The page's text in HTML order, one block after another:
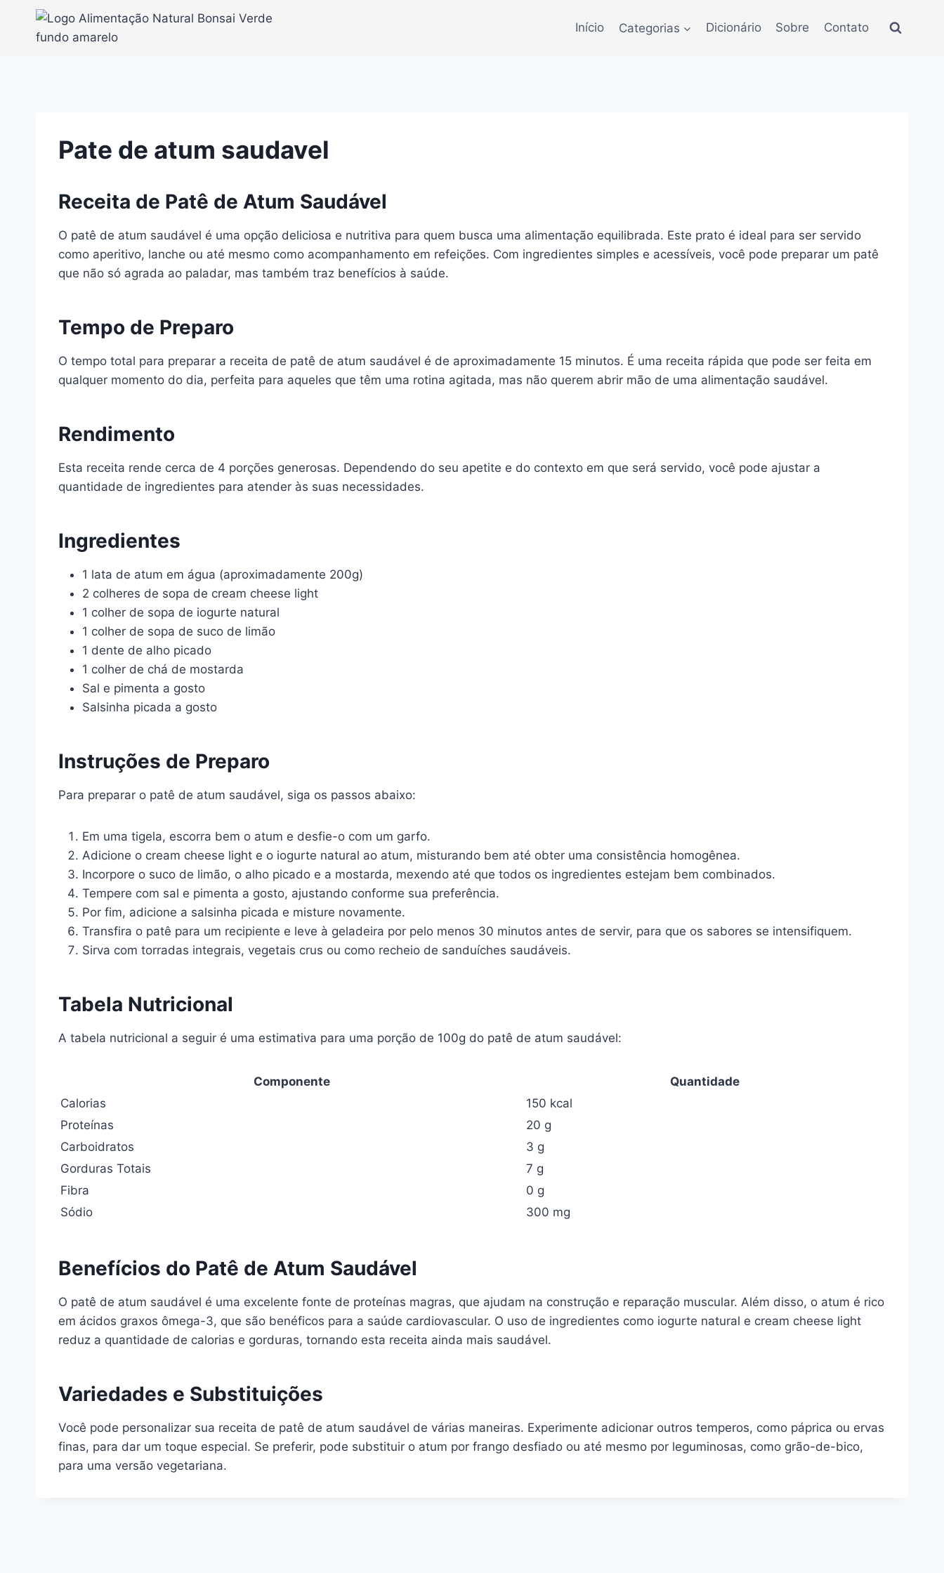
Início Categorias Dicionário Sobre Contato
Pate de atum saudavel
Receita de Patê de Atum Saudável
O patê de atum saudável é uma opção deliciosa e nutritiva para quem busca uma alimentação equilibrada. Este prato é ideal para ser servido
como aperitivo, lanche ou até mesmo como acompanhamento em refeições. Com ingredientes simples e acessíveis, você pode preparar um patê
que não só agrada ao paladar, mas também traz benefícios à saúde.
Tempo de Preparo
O tempo total para preparar a receita de patê de atum saudável é de aproximadamente 15 minutos. É uma receita rápida que pode ser feita em
qualquer momento do dia, perfeita para aqueles que têm uma rotina agitada, mas não querem abrir mão de uma alimentação saudável.
Rendimento
Esta receita rende cerca de 4 porções generosas. Dependendo do seu apetite e do contexto em que será servido, você pode ajustar a
quantidade de ingredientes para atender às suas necessidades.
Ingredientes
1 lata de atum em água (aproximadamente 200g)
2 colheres de sopa de cream cheese light
1 colher de sopa de iogurte natural
1 colher de sopa de suco de limão
1 dente de alho picado
1 colher de chá de mostarda
Sal e pimenta a gosto
Salsinha picada a gosto
Instruções de Preparo
Para preparar o patê de atum saudável, siga os passos abaixo:
Em uma tigela, escorra bem o atum e desfie-o com um garfo.
Adicione o cream cheese light e o iogurte natural ao atum, misturando bem até obter uma consistência homogênea.
Incorpore o suco de limão, o alho picado e a mostarda, mexendo até que todos os ingredientes estejam bem combinados.
Tempere com sal e pimenta a gosto, ajustando conforme sua preferência.
Por fim, adicione a salsinha picada e misture novamente.
Transfira o patê para um recipiente e leve à geladeira por pelo menos 30 minutos antes de servir, para que os sabores se intensifiquem.
Sirva com torradas integrais, vegetais crus ou como recheio de sanduíches saudáveis.
Tabela Nutricional
A tabela nutricional a seguir é uma estimativa para uma porção de 100g do patê de atum saudável:
Componente
Quantidade
Calorias
150 kcal
Proteínas
20 g
Carboidratos
3 g
Gorduras Totais
7 g
Fibra
0 g
Sódio
300 mg
Benefícios do Patê de Atum Saudável
O patê de atum saudável é uma excelente fonte de proteínas magras, que ajudam na construção e reparação muscular. Além disso, o atum é rico
em ácidos graxos ômega-3, que são benéficos para a saúde cardiovascular. O uso de ingredientes como iogurte natural e cream cheese light
reduz a quantidade de calorias e gorduras, tornando esta receita ainda mais saudável.
Variedades e Substituições
Você pode personalizar sua receita de patê de atum saudável de várias maneiras. Experimente adicionar outros temperos, como páprica ou ervas
finas, para dar um toque especial. Se preferir, pode substituir o atum por frango desfiado ou até mesmo por leguminosas, como grão-de-bico,
para uma versão vegetariana.